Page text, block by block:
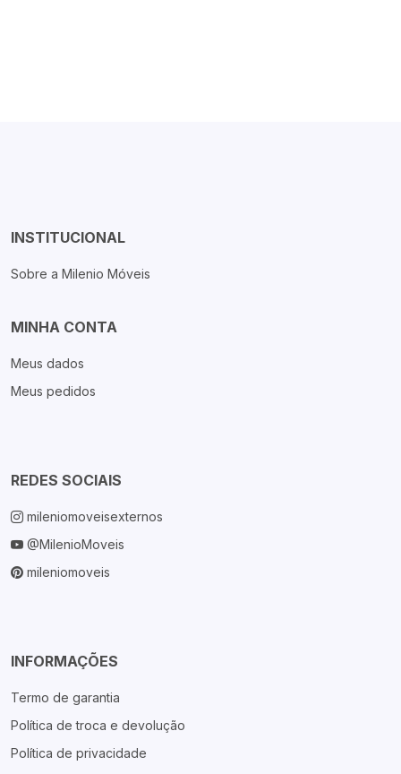
INSTITUCIONAL
Sobre a Milenio Móveis
MINHA CONTA
Meus dados
Meus pedidos
REDES SOCIAIS
mileniomoveisexternos
@MilenioMoveis
mileniomoveis
INFORMAÇÕES
Termo de garantia
Política de troca e devolução
Política de privacidade